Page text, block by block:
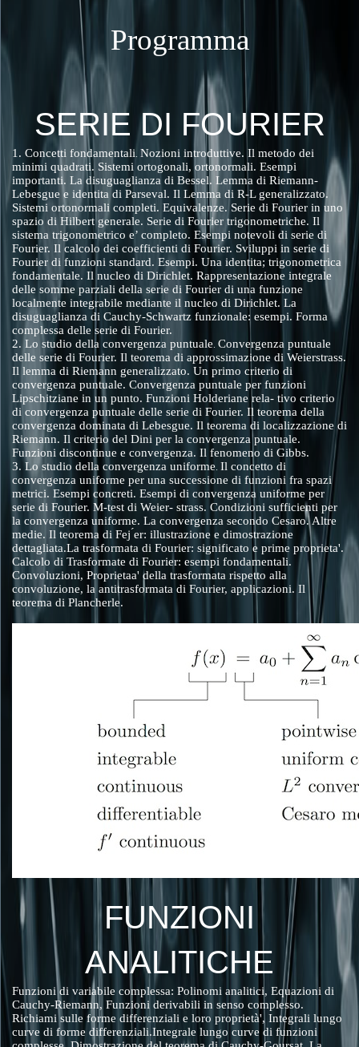
Programma
SERIE DI FOURIER
1. Concetti fondamentali. Nozioni introduttive. Il metodo dei
minimi quadrati. Sistemi ortogonali, ortonormali. Esempi
importanti. La disuguaglianza di Bessel. Lemma di Riemann-
Lebesgue e identita di Parseval. Il Lemma di R-L generalizzato.
Sistemi ortonormali completi. Equivalenze. Serie di Fourier in uno
spazio di Hilbert generale. Serie di Fourier trigonometriche. Il
sistema trigonometrico e’ completo. Esempi notevoli di serie di
Fourier. Il calcolo dei coefficienti di Fourier. Sviluppi in serie di
Fourier di funzioni standard. Esempi. Una identita; trigonometrica
fondamentale. Il nucleo di Dirichlet. Rappresentazione integrale
delle somme parziali della serie di Fourier di una funzione
localmente integrabile mediante il nucleo di Dirichlet. La
disuguaglianza di Cauchy-Schwartz funzionale: esempi. Forma
complessa delle serie di Fourier.
2. Lo studio della convergenza puntuale. Convergenza puntuale
delle serie di Fourier. Il teorema di approssimazione di Weierstrass.
Il lemma di Riemann generalizzato. Un primo criterio di
convergenza puntuale. Convergenza puntuale per funzioni
Lipschitziane in un punto. Funzioni Holderiane rela- tivo criterio
di convergenza puntuale delle serie di Fourier. Il teorema della
convergenza dominata di Lebesgue. Il teorema di localizzazione di
Riemann. Il criterio del Dini per la convergenza puntuale.
Funzioni discontinue e convergenza. Il fenomeno di Gibbs.
3. Lo studio della convergenza uniforme. Il concetto di
convergenza uniforme per una successione di funzioni fra spazi
metrici. Esempi concreti. Esempi di convergenza uniforme per
serie di Fourier. M-test di Weier- strass. Condizioni sufficienti per
la convergenza uniforme. La convergenza secondo Cesaro. Altre
medie. Il teorema di Fej ́er: illustrazione e dimostrazione
dettagliata.La trasformata di Fourier: significato e prime proprieta'.
Calcolo di Trasformate di Fourier: esempi fondamentali.
Convoluzioni, Proprietaa' della trasformata rispetto alla
convoluzione, la antitrasformata di Fourier, applicazioni. Il
teorema di Plancherle.
FUNZIONI
ANALITICHE
Funzioni di variabile complessa: Polinomi analitici, Equazioni di
Cauchy-Riemann, Funzioni derivabili in senso complesso.
Richiami sulle forme differenziali e loro proprietà', Integrali lungo
curve di forme differenziali.Integrale lungo curve di funzioni